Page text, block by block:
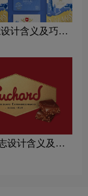
计含义及巧克
设计含义及巧